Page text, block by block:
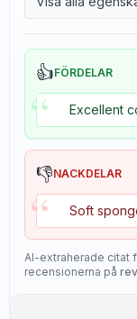
👍FÖRDELAR
“ Excellent
👎NACKDELAR
“ Soft
AI-extraherade citat
recensionerna på